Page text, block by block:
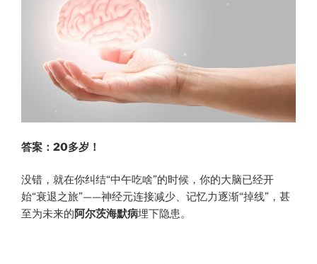
答案：20多岁！
没错，就在你纠结“中午吃啥”的时候，你的大脑已经开
始“衰退之旅”——神经元连接减少、记忆力逐渐“掉线”，甚
至为未来的阿尔茨海默病埋下隐患。